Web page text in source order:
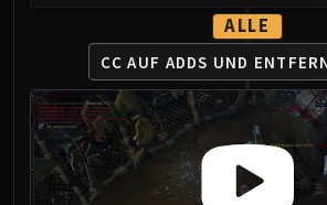
ALLE
CC AUF ADDS UND